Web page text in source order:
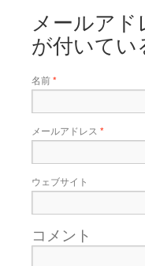
メールア
が付いてい
名前*
メールアドレス *
ウェブサイト
コメント